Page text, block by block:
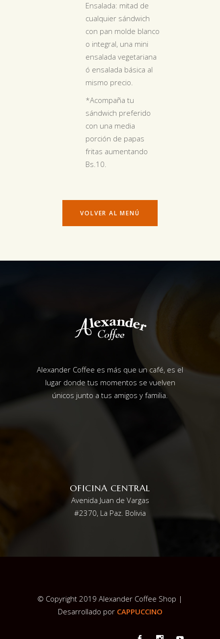
Ensalada: mitad de
cualquier sándwich
con pan molde blanco
o integral, una mini
ensalada vegetariana
ó ensalada básica al
mismo precio.
*Acompaña tu
sándwich preferido
con una media
porción de papas
fritas aumentando
Bs.10.
VOLVER AL MENÚ
Alexander Coffee es más que un café, es el
lugar donde tus momentos se vuelven
únicos junto a tus amigos y familia.
OFICINA CENTRAL
Avenida Juan de Vargas
#2370, La Paz. Bolivia
© Copyright 2019 Alexander Coffee Shop |
Desarrollado por CAPPUCCINO